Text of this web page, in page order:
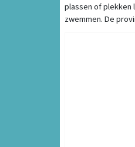
plassen of plekken
zwemmen. De